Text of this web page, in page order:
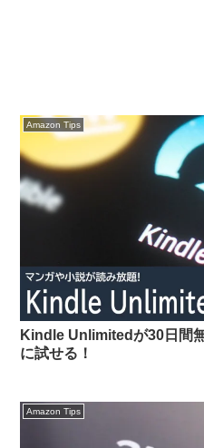
Amazon Tips
Kindle Unlimitedが30日間
に試せる！
Amazon Tips